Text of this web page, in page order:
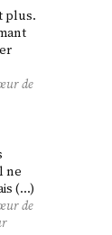
plus.
de
ne
(…)
de